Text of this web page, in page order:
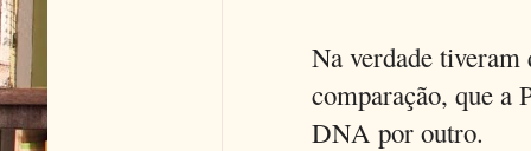
Na verdade tiveram
comparação, que a
DNA por outro.